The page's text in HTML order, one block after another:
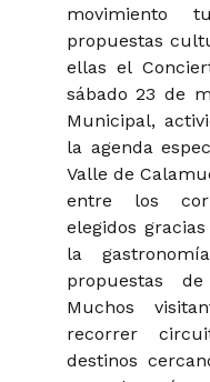
movimiento
propuestas
ellas el
sábado 23 de
Municipal,
la agenda
Valle de
entre los
elegidos
la
propuestas
Muchos
recorrer
destinos